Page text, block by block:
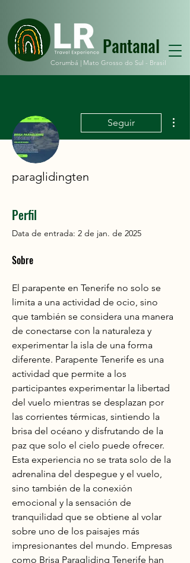
Pantanal
Corumbá | Mato Grosso do Sul - Brasil
Seguir
paraglidingten
Perfil
Data de entrada: 2 de jan. de 2025
Sobre
El parapente en Tenerife no solo se
limita a una actividad de ocio, sino
que también se considera una manera
de conectarse con la naturaleza y
experimentar la isla de una forma
diferente. Parapente Tenerife es una
actividad que permite a los
participantes experimentar la libertad
del vuelo mientras se desplazan por
las corrientes térmicas, sintiendo la
brisa del océano y disfrutando de la
paz que solo el cielo puede ofrecer.
Esta experiencia no se trata solo de la
adrenalina del despegue y el vuelo,
sino también de la conexión
emocional y la sensación de
tranquilidad que se obtiene al volar
sobre uno de los paisajes más
impresionantes del mundo. Empresas
como Brisa Paragliding Tenerife han